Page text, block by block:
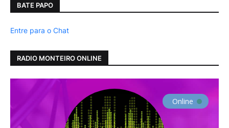
BATE PAPO
Entre para o Chat
RADIO MONTEIRO ONLINE